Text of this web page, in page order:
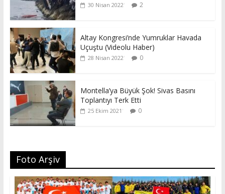
30 Nisan 2022 2
Altay Kongresi’nde Yumruklar Havada
Uçuştu (Videolu Haber)
28 Nisan 2022 0
Montella’ya Büyük Şok! Sivas Basını
Toplantıyı Terk Etti
25 Ekim 2021 0
Foto Arşiv